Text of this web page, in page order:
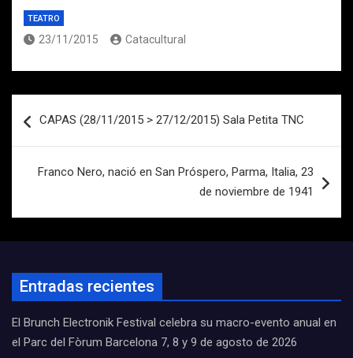
TEATRO
23/11/2015 Catacultural
de
CAPAS (28/11/2015 > 27/12/2015) Sala Petita TNC
Franco Nero, nació en San Próspero, Parma, Italia, 23
de noviembre de 1941
Entradas recientes
El Brunch Electronik Festival celebra su macro-evento anual en
el Parc del Fòrum Barcelona 7, 8 y 9 de agosto de 2026